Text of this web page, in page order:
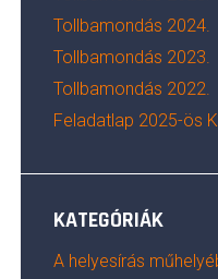
Tollbamondás 2024.
Tollbamondás 2023.
Tollbamondás 2022.
Feladatlap 2025-ös
KATEGÓRIÁK
A helyesírás